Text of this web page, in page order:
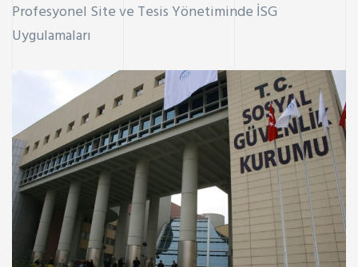
Profesyonel Site ve Tesis Yönetiminde İSG
Uygulamaları